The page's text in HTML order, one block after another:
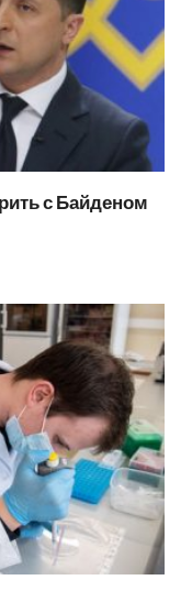
с Байденом